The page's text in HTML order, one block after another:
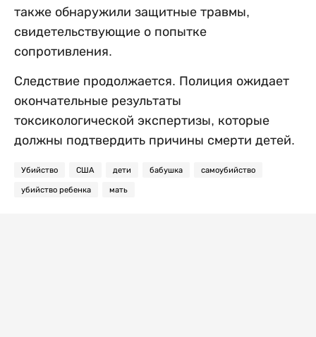
также обнаружили защитные травмы,
свидетельствующие о попытке
сопротивления.
Следствие продолжается. Полиция ожидает
окончательные результаты
токсикологической экспертизы, которые
должны подтвердить причины смерти детей.
Убийство США дети бабушка самоубийство
убийство ребенка мать